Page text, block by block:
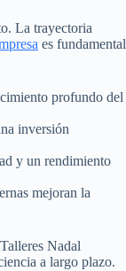
La trayectoria
es fundamental
profundo del
inversión
y un rendimiento
mejoran la
Nadal
a largo plazo.